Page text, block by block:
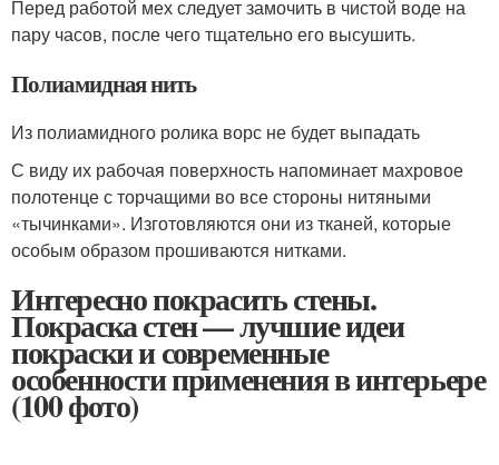
Перед работой мех следует замочить в чистой воде на
пару часов, после чего тщательно его высушить.
Полиамидная нить
Из полиамидного ролика ворс не будет выпадать
С виду их рабочая поверхность напоминает махровое
полотенце с торчащими во все стороны нитяными
«тычинками». Изготовляются они из тканей, которые
особым образом прошиваются нитками.
Интересно покрасить стены.
Покраска стен — лучшие идеи
покраски и современные
особенности применения в интерьере
(100 фото)